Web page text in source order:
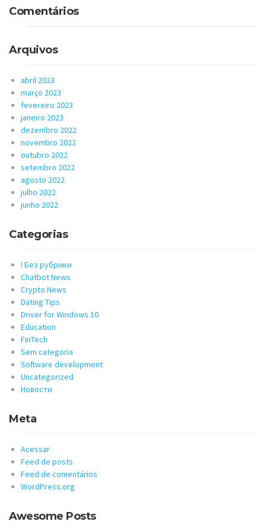
Comentários
Arquivos
abril 2023
março 2023
fevereiro 2023
janeiro 2023
dezembro 2022
novembro 2022
outubro 2022
setembro 2022
agosto 2022
julho 2022
junho 2022
Categorias
! Без рубрики
Chatbot News
Crypto News
Dating Tips
Driver for Windows 10
Education
FinTech
Sem categoria
Software development
Uncategorized
Новости
Meta
Acessar
Feed de posts
Feed de comentários
WordPress.org
Awesome Posts